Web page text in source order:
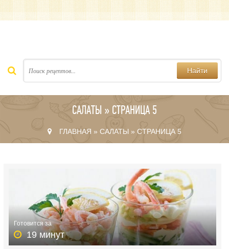
Найти
САЛАТЫ » СТРАНИЦА 5
ГЛАВНАЯ » САЛАТЫ » СТРАНИЦА 5
Готовится за
19 минут